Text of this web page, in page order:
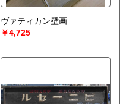
ヴァティカン壁画
￥4,725